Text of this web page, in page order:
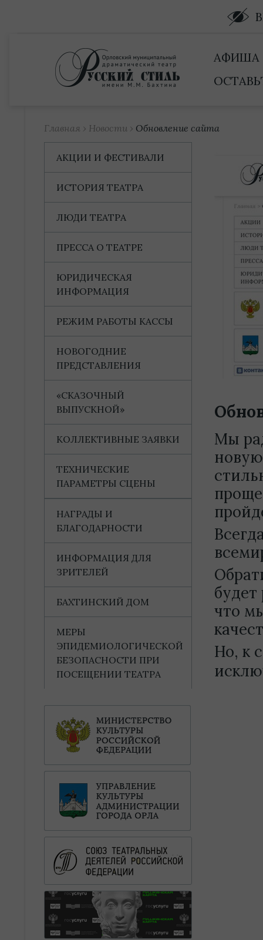
АФИША
Главная › Новости › Обновление сайта
Мы
будет
что
Но, к
АКЦИИ И ФЕСТИВАЛИ
ИСТОРИЯ ТЕАТРА
ЛЮДИ ТЕАТРА
ПРЕССА О ТЕАТРЕ
ЮРИДИЧЕСКАЯ
ИНФОРМАЦИЯ
РЕЖИМ РАБОТЫ КАССЫ
НОВОГОДНИЕ
ПРЕДСТАВЛЕНИЯ
«СКАЗОЧНЫЙ
ВЫПУСКНОЙ»
КОЛЛЕКТИВНЫЕ ЗАЯВКИ
ТЕХНИЧЕСКИЕ
ПАРАМЕТРЫ СЦЕНЫ
НАГРАДЫ И
БЛАГОДАРНОСТИ
ИНФОРМАЦИЯ ДЛЯ
ЗРИТЕЛЕЙ
БАХТИНСКИЙ ДОМ
МЕРЫ
ЭПИДЕМИОЛОГИЧЕСКОЙ
БЕЗОПАСНОСТИ ПРИ
ПОСЕЩЕНИИ ТЕАТРА